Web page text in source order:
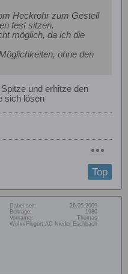
Heckrohr zum Gestell
fest sitzen.
möglich, da ich die
ohne den
und erhitze den
sich lösen
Top
Dabei seit:
26.05.2009
Beiträge:
1980
Vorname:
Thomas
Wohn/Flugort:AC Nieder Eschbach